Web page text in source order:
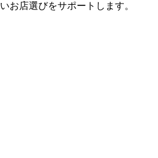
お店選びをサポートします。